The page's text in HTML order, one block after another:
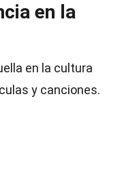
en la
en la cultura
y canciones.